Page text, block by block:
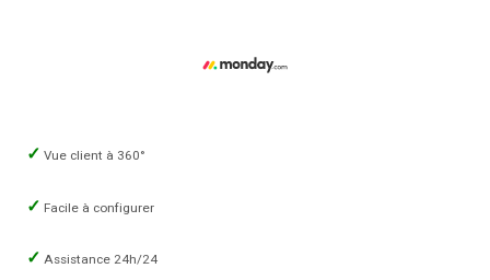
Vue client à 360°
Facile à configurer
Assistance 24h/24